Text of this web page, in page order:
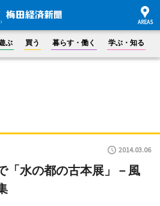
ぶ 買う 暮らす・働く 学ぶ・知る
2014.03.06
「水の都の古本展」－風